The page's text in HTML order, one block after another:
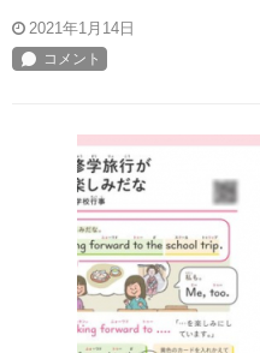
2021年1月14日